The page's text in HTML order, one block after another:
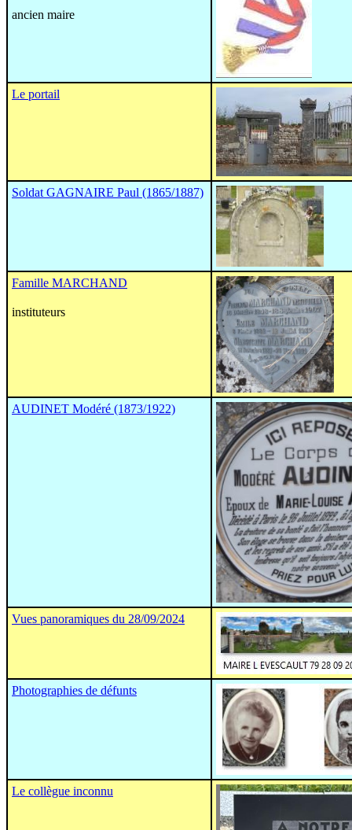
ancien maire
Le portail
Soldat GAGNAIRE Paul (1865/1887)
Famille MARCHAND
instituteurs
AUDINET Modéré (1873/1922)
Vues panoramiques du 28/09/2024
Photographies de défunts
Le collègue inconnu